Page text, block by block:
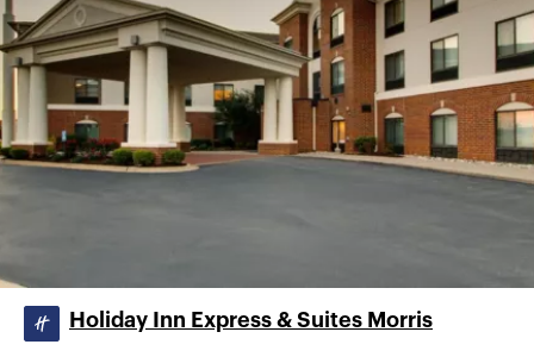
Holiday Inn Express & Suites Morris